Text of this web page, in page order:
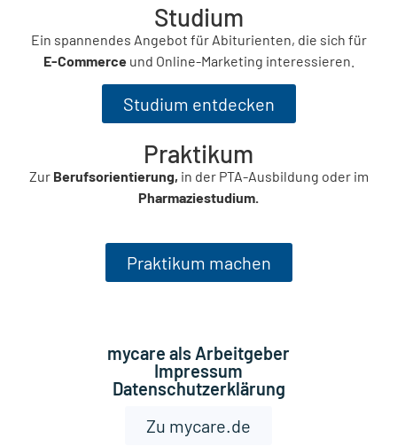
Studium
Ein spannendes Angebot für Abiturienten, die sich für
E-Commerceund Online-Marketing interessieren.
Studium entdecken
Praktikum
Zur Berufsorientierung, in der PTA-Ausbildung oder im
Pharmaziestudium.
Praktikum machen
mycare als Arbeitgeber
Impressum
Datenschutzerklärung
Zu mycare.de